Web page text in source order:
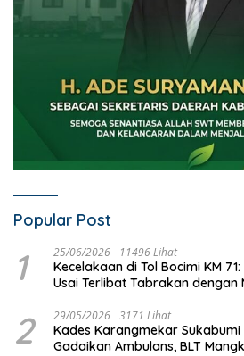
Popular Post
1 25/06/2026 11496 Lihat
Kecelakaan di Tol Bocimi KM
Usai Terlibat Tabrakan dengan
2 29/05/2026 3171 Lihat
Kades Karangmekar Sukabumi
Gadaikan Ambulans, BLT